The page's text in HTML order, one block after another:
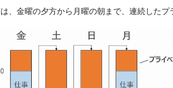
、金曜の夕方から月曜の朝まで、連続したプ